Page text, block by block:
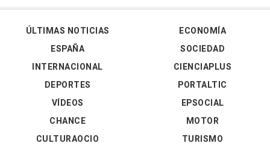
ÚLTIMAS NOTICIAS
ESPAÑA
INTERNACIONAL
DEPORTES
VÍDEOS
ECONOMÍA
SOCIEDAD
CIENCIAPLUS
PORTALTIC
EPSOCIAL
CHANCE
CULTURAOCIO
MOTOR
TURISMO